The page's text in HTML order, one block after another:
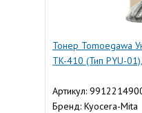
Тонер Tomoegawa
TK-410 (Тип PYU-
Артикул:
Бренд: Kyocera-Mita